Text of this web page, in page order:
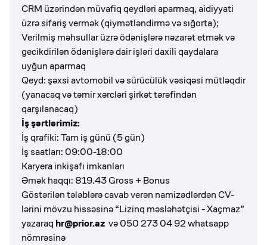
CRM üzərindən müvafiq qeydləri aparmaq, aidiyyati
üzrə sifariş vermək (qiymətləndirmə və sığorta);
Verilmiş məhsullar üzrə ödənişlərə nəzarət etmək və
gecikdirilən ödənişlərə dair işləri daxili qaydalara
uyğun aparmaq
Qeyd: şəxsi avtomobil və sürücülük vəsiqəsi mütləqdir
(yanacaq və təmir xərcləri şirkət tərəfindən
qarşılanacaq)
İş şərtlərimiz:
İş qrafiki: Tam iş günü (5 gün)
İş saatları: 09:00-18:00
Karyera inkişafı imkanları
Əmək haqqı: 819.43 Gross + Bonus
Göstərilən tələblərə cavab verən namizədlərdən CV-
lərini mövzu hissəsinə “Lizinq məsləhətçisi - Xaçmaz”
yazaraq hr@prior.az və 050 273 04 92 whatsapp
nömrəsinə